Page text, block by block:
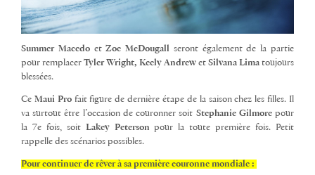
Summer MacedoetZoe McDougall
seront également de la partie
pour remplacer Tyler Wright, Keely Andrew et Silvana Lima toujours
blessées.
Ce Maui Profait figure de dernière étape de la saison chez les filles. Il
va surtout être l’occasion de couronner soit Stephanie Gilmorepour
la 7e fois, soit Lakey Petersonpour la toute première fois. Petit
rappelle des scénarios possibles.
Pour continuer de rêver à sa première couronne mondiale :